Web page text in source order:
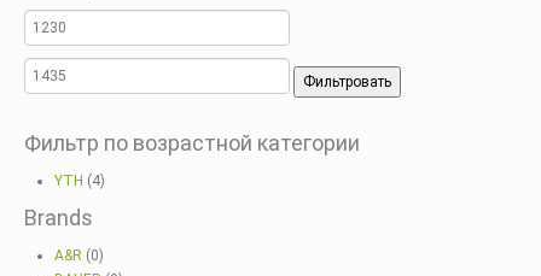
Фильтровать
Фильтр по возрастной категории
YTH (4)
Brands
A&R (0)